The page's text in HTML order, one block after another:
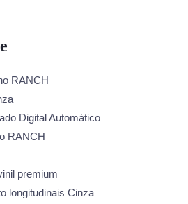
RANCH
Digital Automático
RANCH
premium
longitudinais Cinza